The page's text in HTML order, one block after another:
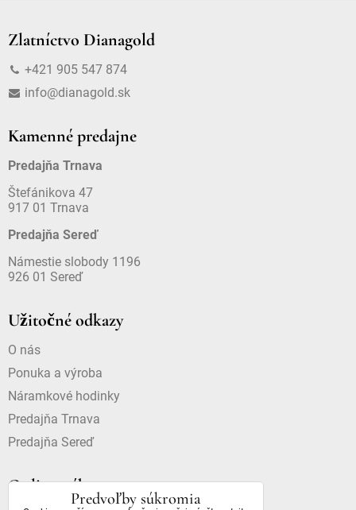
Zlatníctvo Dianagold
+421 905 547 874
info@dianagold.sk
Kamenné predajne
Predajňa Trnava
Štefánikova 47
917 01 Trnava
Predajňa Sereď
Námestie slobody 1196
926 01 Sereď
Užitočné odkazy
O nás
Ponuka a výroba
Náramkové hodinky
Predajňa Trnava
Predajňa Sereď
Online nákup
Predvoľby súkromia